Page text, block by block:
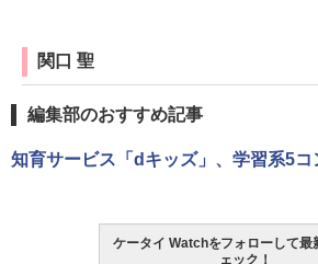
関口 聖
編集部のおすすめ記事
知育サービス「dキッズ」、学習系5コ
ケータイ Watchをフォローして最
ェック！